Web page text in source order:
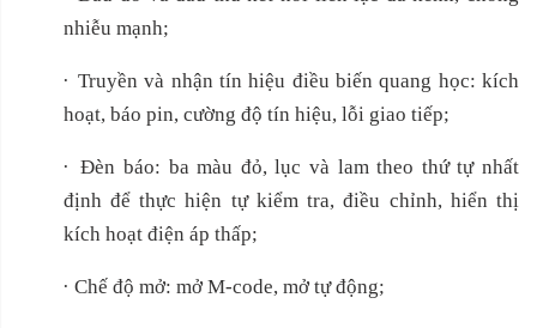
nhiễu mạnh;
· Truyền và nhận tín hiệu điều biến quang học: kích
hoạt, báo pin, cường độ tín hiệu, lỗi giao tiếp;
· Đèn báo: ba màu đỏ, lục và lam theo thứ tự nhất
định để thực hiện tự kiểm tra, điều chỉnh, hiển thị
kích hoạt điện áp thấp;
· Chế độ mở: mở M-code, mở tự động;